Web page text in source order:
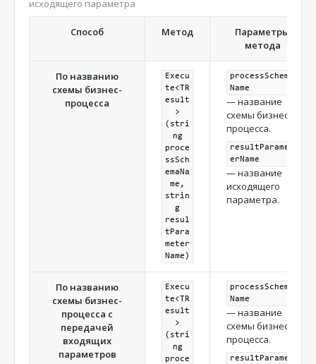
исходящего параметра
Способ Метод
Параметры
метода
По названию
схемы бизнес-
процесса
Execu
te<TR
esult
>
(stri
ng
proce
ssSch
emaNa
me,
strin
g
resul
tPara
meter
Name)
processSchema
Name
— название
схемы бизнес-
процесса.
resultParamet
erName
— название
исходящего
параметра.
По названию
схемы бизнес-
процесса с
передачей
входящих
параметров
Execu
te<TR
esult
>
(stri
ng
proce
processSchema
Name
— название
схемы бизнес-
процесса.
resultParamet